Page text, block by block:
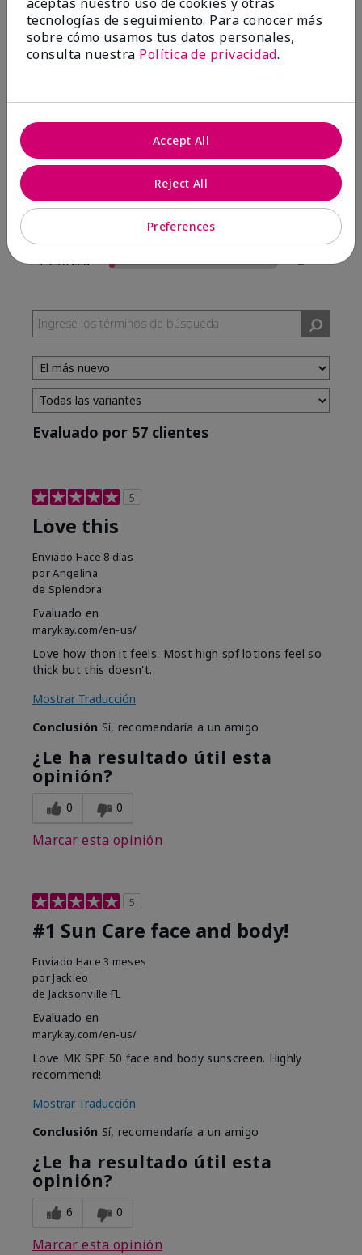
Escribir Una Opinión
3 estrellas
1
1 estrella
2
Evaluado por 57 clientes
5
Love this
Enviado Hace 8 días
porAngelina
de Splendora
Evaluado en
marykay.com/en-us/
Love how thon it feels. Most high spf lotions feel so
thick but this doesn't.
Mostrar Traducción
Conclusión Sí, recomendaría a un amigo
¿Le ha resultado útil esta
opinión?
0 0
Marcar esta opinión
5
#1 Sun Care face and body!
Enviado Hace 3 meses
por Jackieo
de Jacksonville FL
Evaluado en
marykay.com/en-us/
Love MK SPF 50 face and body sunscreen. Highly
recommend!
Mostrar Traducción
Conclusión Sí, recomendaría a un amigo
¿Le ha resultado útil esta
opinión?
6 0
Marcar esta opinión
tecnologías de seguimiento. Para conocer más
sobre cómo usamos tus datos personales,
consulta nuestra Política de privacidad.
Preferences
Reject All
Accept All